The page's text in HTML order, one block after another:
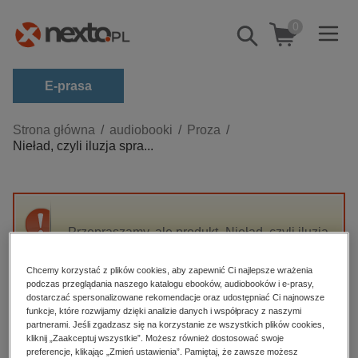
Pokaż/schowaj
wyszukiwarkę
0
E-prasa
Kategorie
Zobacz wszystkie E-prasa
budownictwo, aranżacja wnętrz
darmowe wydania
edukacja
hobby, sport, rozrywka
komputery, internet, technologie, informatyka
Strona główna audiobooki
Proza
Nieład, czyli iluzja spra...
Przepraszamy, ale produkt „Nieład, czyli iluzja
High-contrast mode
Polecane
Chcemy korzystać z plików cookies, aby zapewnić Ci najlepsze wrażenia
podczas przeglądania naszego katalogu ebooków, audiobooków i e-prasy,
dostarczać spersonalizowane rekomendacje oraz udostępniać Ci najnowsze
funkcje, które rozwijamy dzięki analizie danych i współpracy z naszymi
partnerami. Jeśli zgadzasz się na korzystanie ze wszystkich plików cookies,
kliknij „Zaakceptuj wszystkie”. Możesz również dostosować swoje
preferencje, klikając „Zmień ustawienia”. Pamiętaj, że zawsze możesz